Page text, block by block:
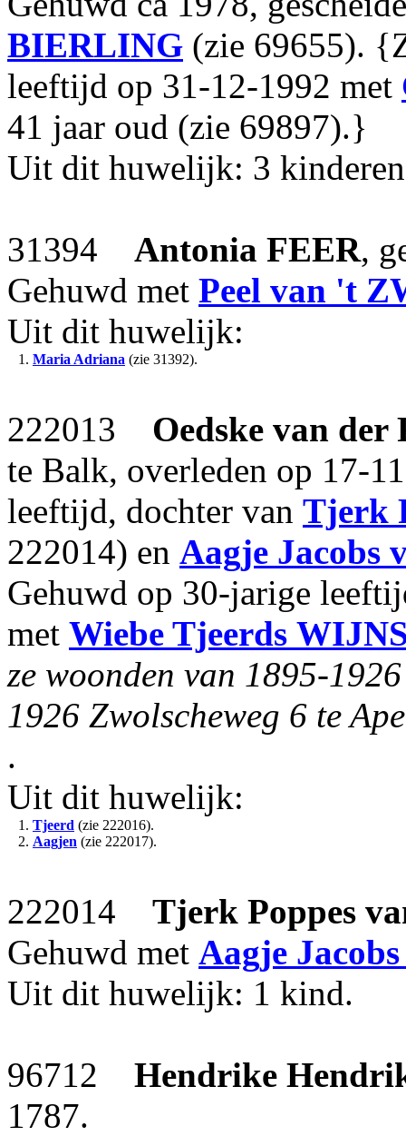
BIERLING (zie 69655).
leeftijd op 31-12-1992 met
41 jaar oud (zie 69897).}
Uit dit huwelijk: 3
31394 Antonia FEER,
Gehuwd met Peel van 't
Uit dit huwelijk:
1. Maria Adriana (zie 31392).
222013 Oedske van der
te Balk, overleden op 17-
leeftijd, dochter van Tjerk
222014) en Aagje Jacobs
Gehuwd op 30-jarige
met Wiebe Tjeerds
ze woonden van 1895-
1926 Zwolscheweg 6 te
.
Uit dit huwelijk:
1. Tjeerd (zie 222016).
2. Aagjen (zie 222017).
222014 Tjerk Poppes
Gehuwd met Aagje Jacobs
Uit dit huwelijk: 1 kind.
96712 Hendrike
1787.